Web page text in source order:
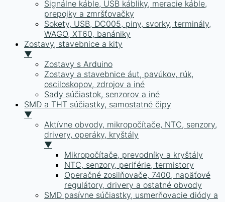
Signálne káble, USB kábliky, meracie káble,
prepojky a zmršťovačky
Sokety, USB, DC005, piny, svorky, terminály,
WAGO, XT60, banániky
Zostavy, stavebnice a kity
▼
Zostavy s Arduino
Zostavy a stavebnice áut, pavúkov, rúk,
osciloskopov, zdrojov a iné
Sady súčiastok, senzorov a iné
SMD a THT súčiastky, samostatné čipy
▼
Aktívne obvody, mikropočítače, NTC, senzory,
drivery, operáky, kryštály
▼
Mikropočítače, prevodníky a kryštály
NTC, senzory, periférie, termistory
Operačné zosilňovače, 7400, napäťové
regulátory, drivery a ostatné obvody
SMD pasívne súčiastky, usmerňovacie diódy a